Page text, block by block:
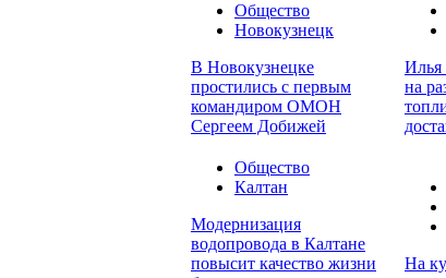
Общество
Новокузнецк
В Новокузнецке
простились с первым
командиром ОМОН
Сергеем Добижей
Илья
на
Общество
Калтан
Модернизация
водопровода в Калтане
повысит качество жизни
На